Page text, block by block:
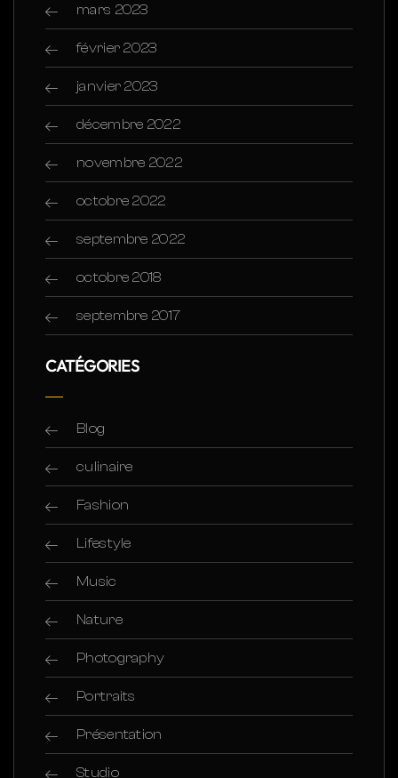
mars 2023
février 2023
janvier 2023
décembre 2022
novembre 2022
octobre 2022
septembre 2022
octobre 2018
septembre 2017
CATÉGORIES
Blog
culinaire
Fashion
Lifestyle
Music
Nature
Photography
Portraits
Présentation
Studio